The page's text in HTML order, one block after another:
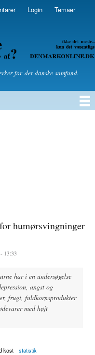
Login Temaer
om politik
for det danske samfund.
humørsvingninger
13:33
har i en undersøgelse
angst og
frugt, fuldkornsprodukter
med højt
kost statistik